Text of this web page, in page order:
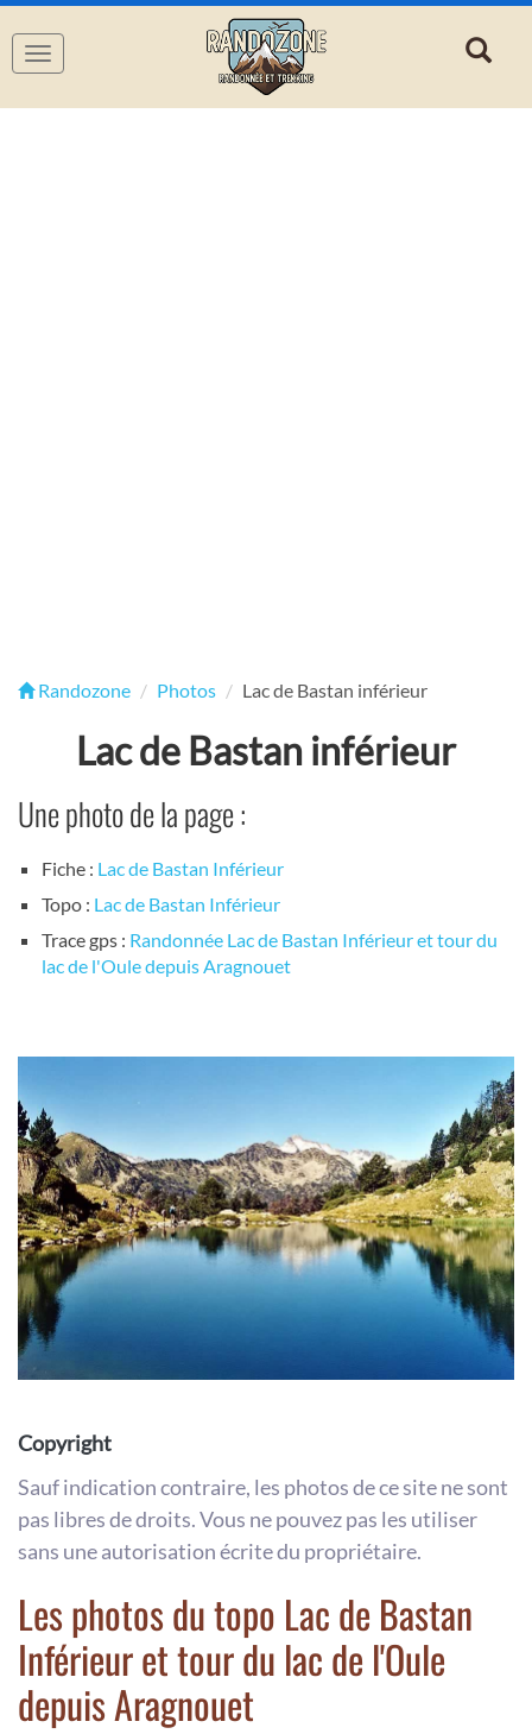
Navigation
Randozone Photos Lac de Bastan inférieur
Lac de Bastan inférieur
Une photo de la page :
Fiche : Lac de Bastan Inférieur
Topo : Lac de Bastan Inférieur
Trace gps : Randonnée Lac de Bastan Inférieur et tour du
lac de l'Oule depuis Aragnouet
Copyright
Sauf indication contraire, les photos de ce site ne sont
pas libres de droits. Vous ne pouvez pas les utiliser
sans une autorisation écrite du propriétaire.
Les photos du topo Lac de Bastan
Inférieur et tour du lac de l'Oule
depuis Aragnouet